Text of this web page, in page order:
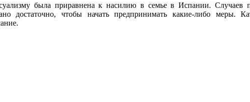
была приравнена к насилию в семье в Испании. Случаев
достаточно, чтобы начать предпринимать какие-либо меры.